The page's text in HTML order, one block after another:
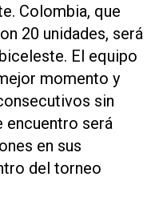
Colombia, que
20 unidades, será
El equipo
momento y
sin
encuentro será
en sus
del torneo